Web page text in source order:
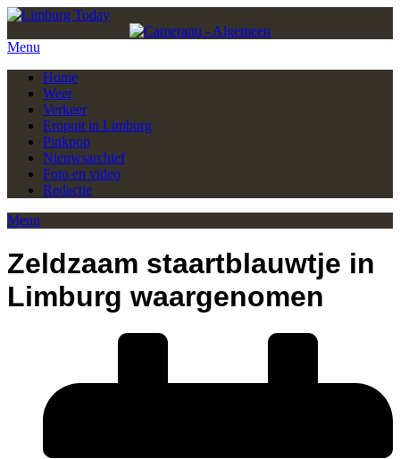
Menu
Home
Weer
Verkeer
Eropuit in Limburg
Pinkpop
Nieuwsarchief
Foto en video
Redactie
Menu
Zeldzaam staartblauwtje in
Limburg waargenomen